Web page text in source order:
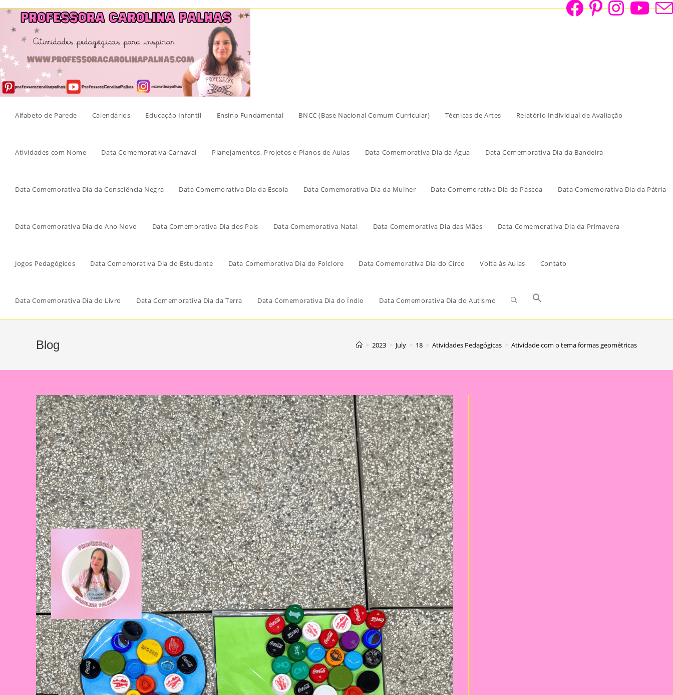
Skip
content
Alfabeto de Parede Calendários Educação Infantil Ensino Fundamental BNCC (Base Nacional Comum Curricular) Técnicas de Artes Relatório Individual de Avaliação
Atividades com Nome Data Comemorativa Carnaval Planejamentos, Projetos e Planos de Aulas Data Comemorativa Dia da Água Data Comemorativa Dia da Bandeira
Data Comemorativa Dia da Consciência Negra Data Comemorativa Dia da Escola Data Comemorativa Dia da Mulher Data Comemorativa Dia da Páscoa Data Comemorativa Dia da Pátria
Data Comemorativa Dia do Ano Novo Data Comemorativa Dia dos Pais Data Comemorativa Natal Data Comemorativa Dia das Mães Data Comemorativa Dia da Primavera
Jogos Pedagógicos Data Comemorativa Dia do Estudante Data Comemorativa Dia do Folclore Data Comemorativa Dia do Circo Volta às Aulas Contato
Data Comemorativa Dia do Livro Data Comemorativa Dia da Terra Data Comemorativa Dia do Índio Data Comemorativa Dia do Autismo
Blog > 2023 > July > 18 > Atividades Pedagógicas > Atividade com o tema formas geométricas